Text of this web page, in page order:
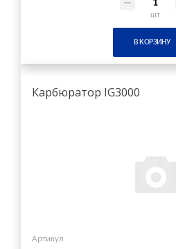
шт
В КОРЗИНУ
Карбюратор IG3000
Артикул